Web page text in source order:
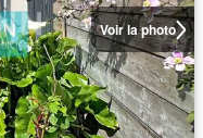
Voir la photo